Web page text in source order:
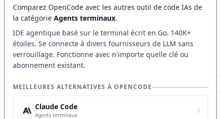
Comparez OpenCode avec les autres outil de code IAs de
la catégorie Agents terminaux.
IDE agentique basé sur le terminal écrit en Go. 140K+
étoiles. Se connecte à divers fournisseurs de LLM sans
verrouillage. Fonctionne avec n'importe quelle clé ou
abonnement existant.
MEILLEURES ALTERNATIVES À OPENCODE
Claude Code
Agents terminaux